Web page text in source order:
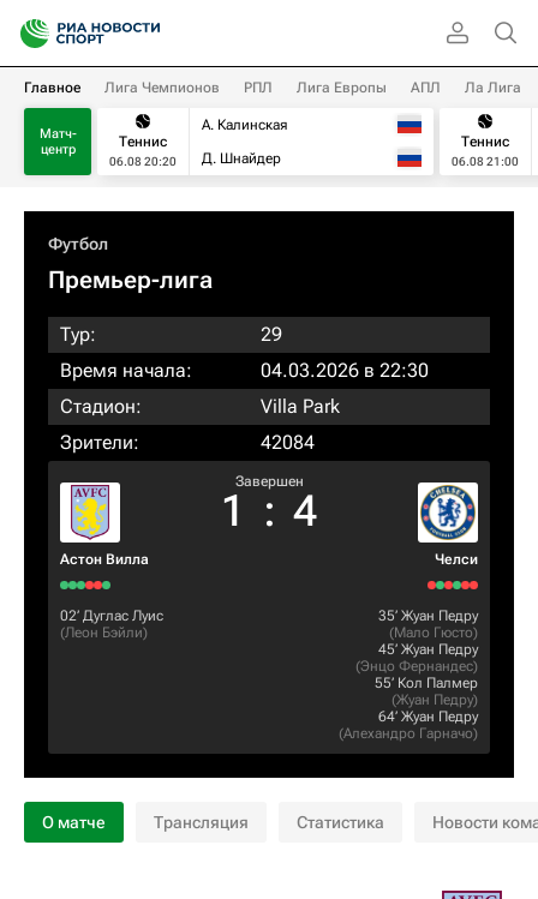
Главное Лига Чемпионов РПЛ Лига Европы АПЛ Ла Лига
Матч-
центр
Теннис
06.08 20:20
А. Калинская
Д. Шнайдер
Теннис
06.08 21:00
Футбол
Премьер-лига
Тур:
29
Время начала:
04.03.2026 в 22:30
Стадион:
Villa Park
Зрители:
42084
Астон Вилла
Завершен
1 : 4
Челси
02‎’‎ Дуглас Луис
(Леон Бэйли)
35‎’‎ Жуан Педру
(Мало Гюсто)
45‎’‎ Жуан Педру
(Энцо Фернандес)
55‎’‎ Кол Палмер
(Жуан Педру)
64‎’‎ Жуан Педру
(Алехандро Гарначо)
О матче Трансляция Статистика Новости